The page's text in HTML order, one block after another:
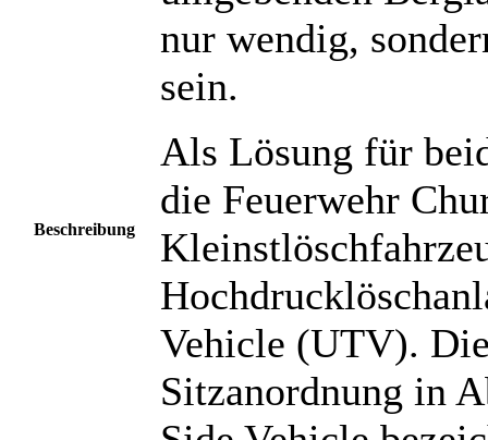
Beschreibung
nur wendig,
sein.
Als Lösung für
die Feuerwehr
Vehicle (UTV).
Sitzanordnung in